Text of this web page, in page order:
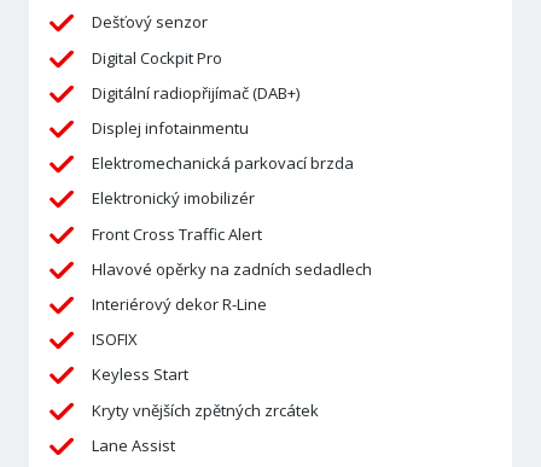
Dešťový senzor
Digital Cockpit Pro
Digitální radiopřijímač (DAB+)
Displej infotainmentu
Elektromechanická parkovací brzda
Elektronický imobilizér
Front Cross Traffic Alert
Hlavové opěrky na zadních sedadlech
Interiérový dekor R-Line
ISOFIX
Keyless Start
Kryty vnějších zpětných zrcátek
Lane Assist